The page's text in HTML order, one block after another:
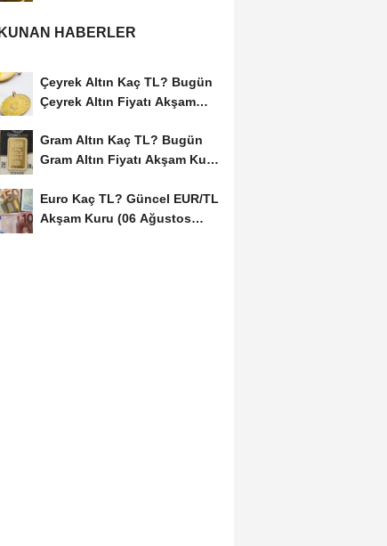
HABERLER
Çeyrek Altın Kaç TL? Bugün
Çeyrek Altın Fiyatı Akşam
Gram Altın Kaç TL? Bugün
Gram Altın Fiyatı Akşam Kuru
Euro Kaç TL? Güncel EUR/TL
Akşam Kuru (06 Ağustos